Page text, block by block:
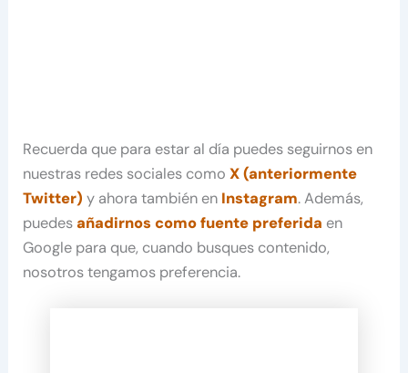
Recuerda que para estar al día puedes seguirnos en
nuestras redes sociales comoX (anteriormente
Twitter) y ahora también en Instagram. Además,
puedesañadirnos como fuente preferida en
Google para que, cuando busques contenido,
nosotros tengamos preferencia.